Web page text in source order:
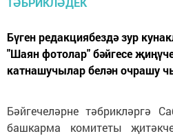
Бүген редакциябездә зур
"Шаян фотолар" бәйгесе
катнашучылар белән очрашу
Бәйгечеләрне тәбрикләргә
башкарма комитеты